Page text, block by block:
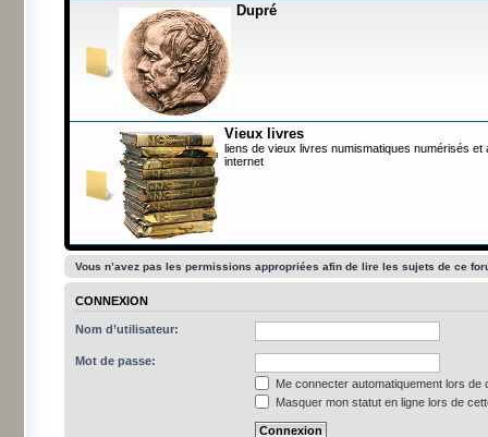
Dupré
Vieux livres
liens de vieux livres numismatiques numérisés et
internet
Vous n’avez pas les permissions appropriées afin de lire les sujets de ce
CONNEXION
Nom d’utilisateur:
Mot de passe:
Me connecter automatiquement lors de
Masquer mon statut en ligne lors de